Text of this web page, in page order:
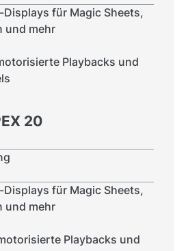
Displays für Magic Sheets,
und mehr
Playbacks und
20
Displays für Magic Sheets,
und mehr
Playbacks und